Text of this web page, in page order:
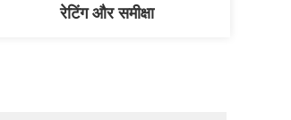
रेटिंग और समीक्षा